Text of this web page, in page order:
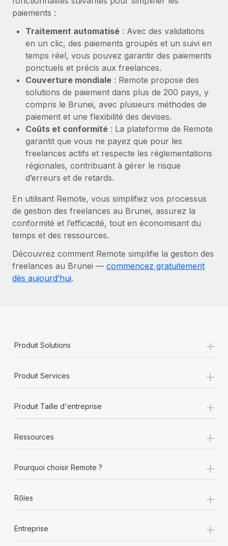
paiements :
Traitement automatisé : Avec des validations
en un clic, des paiements groupés et un suivi en
temps réel, vous pouvez garantir des paiements
ponctuels et précis aux freelances.
Couverture mondiale : Remote propose des
solutions de paiement dans plus de 200 pays, y
compris le Brunei, avec plusieurs méthodes de
paiement et une flexibilité des devises.
Coûts et conformité : La plateforme de Remote
garantit que vous ne payez que pour les
freelances actifs et respecte les réglementations
régionales, contribuant à gérer le risque
d’erreurs et de retards.
En utilisant Remote, vous simplifiez vos processus
de gestion des freelances au Brunei, assurez la
conformité et l’efficacité, tout en économisant du
temps et des ressources.
Découvrez comment Remote simplifie la gestion des
freelances au Brunei — commencez gratuitement
dès aujourd’hui.
Produit Solutions +
Produit Services +
Produit Taille d'entreprise +
Ressources +
Pourquoi choisir Remote ? +
Rôles +
Entreprise +